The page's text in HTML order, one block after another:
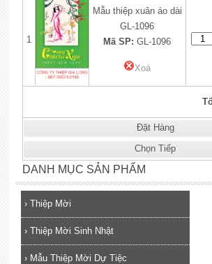
1
Mẫu thiệp xuân áo dài
GL-1096
Mã SP: GL-1096
Xoá
Đặt Hàng
Chọn Tiếp
DANH MỤC SẢN PHẨM
› Thiệp Mời
› Thiệp Mời Sinh Nhật
› Mẫu Thiệp Mời Dự Tiệc